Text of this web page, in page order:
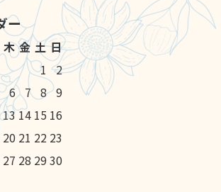
ー
木 金 土 日
1
2
6 7 8 9
1314 15 16
20 21 22 23
27 28 2930